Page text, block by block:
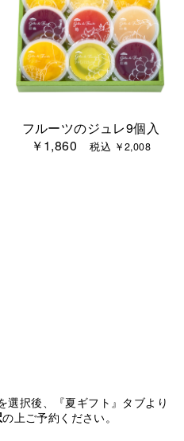
フルーツのジュレ9個入
￥1,860税込 ￥2,008
選択後、『夏ギフト』タブより
の上ご予約ください。